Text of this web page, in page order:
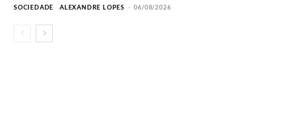
SOCIEDADE ALEXANDRE LOPES - 06/08/2026